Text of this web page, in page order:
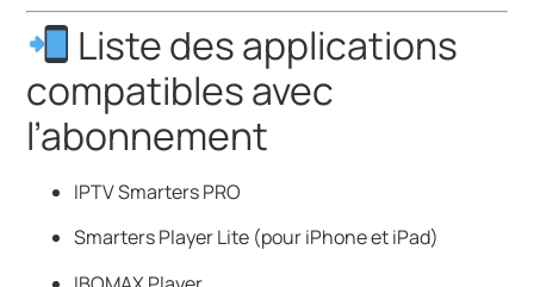
Liste des applications
compatibles avec
l’abonnement
IPTV Smarters PRO
Smarters Player Lite (pour iPhone et iPad)